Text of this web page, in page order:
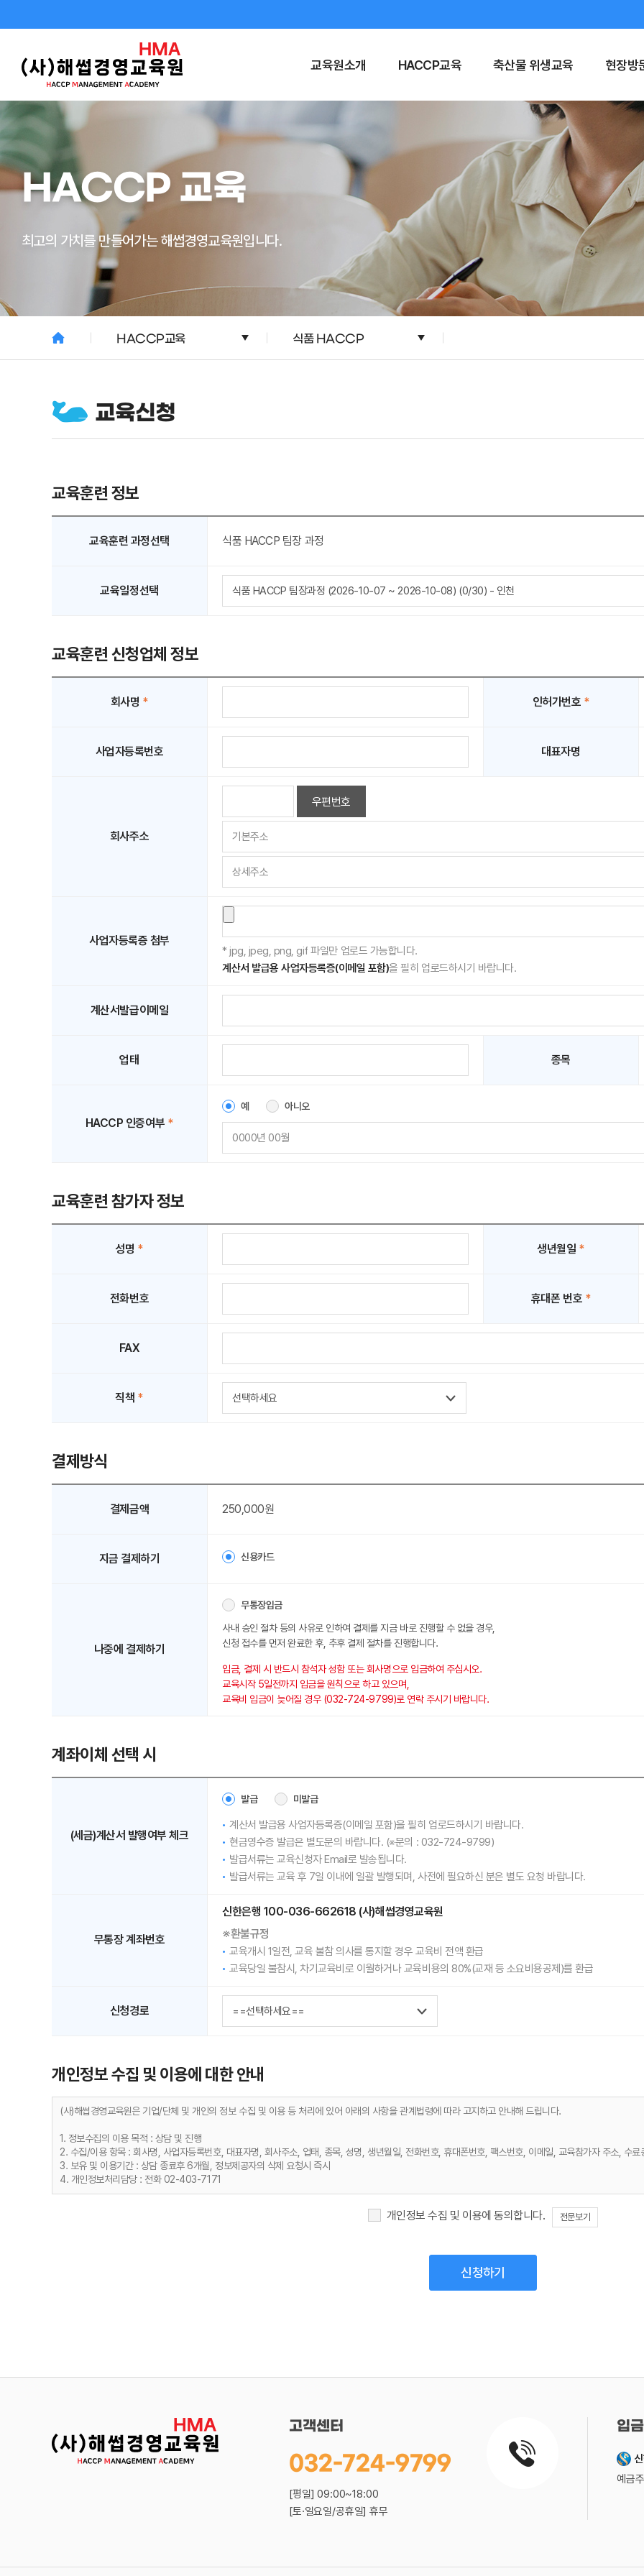
교육원소개 HACCP교육 축산물 위생교육 현장방
HACCP 교육
최고의 가치를 만들어가는 해썹경영교육원입니다.
HACCP교육 식품 HACCP
교육신청
교육훈련 정보
교육훈련 과정선택 식품 HACCP 팀장 과정
교육일정선택
교육훈련 신청업체 정보
회사명 * 인허가번호 *
사업자등록번호 대표자명
회사주소
우편번호
사업자등록증 첨부
* jpg, jpeg, png, gif 파일만 업로드 가능합니다.
계산서 발급용 사업자등록증(이메일 포함)을 필히 업로드하시기 바랍니다.
계산서발급이메일
업태 종목
HACCP 인증여부 *
예 아니오
교육훈련 참가자 정보
성명 * 생년월일 *
전화번호 휴대폰 번호 *
FAX
직책 *
결제방식
결제금액 250,000원
지금 결제하기 신용카드
나중에 결제하기
무통장입금
사내 승인 절차 등의 사유로 인하여 결제를 지금 바로 진행할 수 없을 경우,
신청 접수를 먼저 완료한 후, 추후 결제 절차를 진행합니다.
입금, 결제 시 반드시 참석자 성함 또는 회사명으로 입금하여 주십시오.
교육시작 5일전까지 입금을 원칙으로 하고 있으며,
교육비 입금이 늦어질 경우 (032-724-9799)로 연락 주시기 바랍니다.
계좌이체 선택 시
(세금)계산서 발행여부 체크
발급 미발급
계산서 발급용 사업자등록증(이메일 포함)을 필히 업로드하시기 바랍니다.
현금영수증 발급은 별도문의 바랍니다. (※문의 : 032-724-9799)
발급서류는 교육신청자 Email로 발송됩니다.
발급서류는 교육 후 7일 이내에 일괄 발행되며, 사전에 필요하신 분은 별도 요청 바랍니다.
무통장 계좌번호
신한은행 100-036-662618 (사)해썹경영교육원
※환불규정
교육개시 1일전, 교육 불참 의사를 통지할 경우 교육비 전액 환급
교육당일 불참시, 차기교육비로 이월하거나 교육비용의 80%(교재 등 소요비용공제)를 환급
신청경로
개인정보 수집 및 이용에 대한 안내
(사)해썹경영교육원은 기업/단체 및 개인의 정보 수집 및 이용 등 처리에 있어 아래의 사항을 관계법령에 따라 고지하고 안내해 드립니다.
1. 정보수집의 이용 목적 : 상담 및 진행
2. 수집/이용 항목 : 회사명, 사업자등록번호, 대표자명, 회사주소, 업태, 종목, 성명, 생년월일, 전화번호, 휴대폰번호, 팩스번호, 이메일, 교육참가자 주소, 수료
3. 보유 및 이용기간 : 상담 종료후 6개월, 정보제공자의 삭제 요청시 즉시
4. 개인정보처리담당 : 전화 02-403-7171
개인정보 수집 및 이용에 동의합니다. 전문보기
고객센터
032-724-9799
[평일] 09:00~18:00
[토·일요일/공휴일] 휴무
입
예금